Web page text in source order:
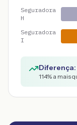
Seguradora
H
Seguradora
I
Diferença:
114% a mais